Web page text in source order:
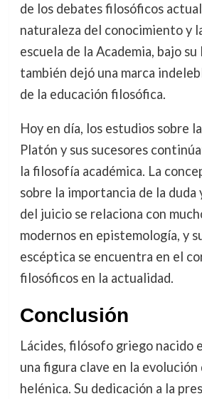
de los debates filosóficos
naturaleza del conocimiento y
escuela de la Academia, bajo
también dejó una marca
de la educación filosófica.
Hoy en día, los estudios sobre
Platón y sus sucesores
la filosofía académica. La
sobre la importancia de la duda
del juicio se relaciona con
modernos en epistemología, y
escéptica se encuentra en el
filosóficos en la actualidad.
Conclusión
Lácides, filósofo griego nacido
una figura clave en la
helénica. Su dedicación a la